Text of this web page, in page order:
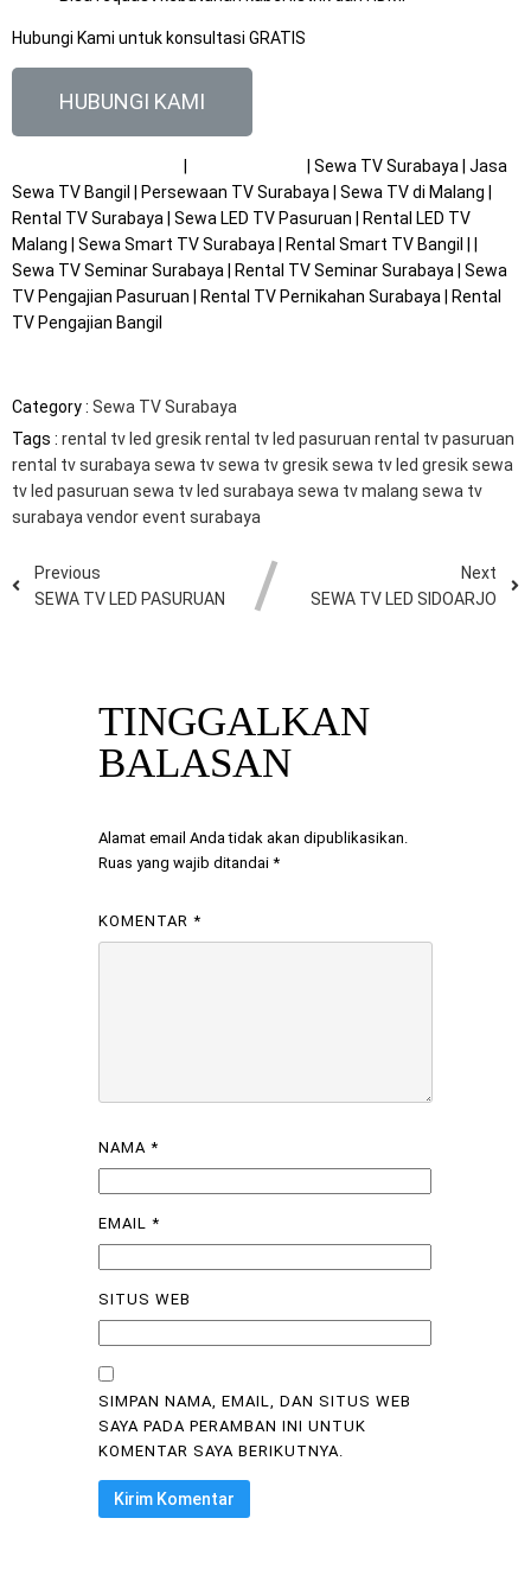
Hubungi Kami untuk konsultasi GRATIS
HUBUNGI KAMI
| Sewa TV Surabaya | Jasa
Sewa TV Bangil | Persewaan TV Surabaya | Sewa TV di Malang |
Rental TV Surabaya | Sewa LED TV Pasuruan | Rental LED TV
Malang | Sewa Smart TV Surabaya | Rental Smart TV Bangil | |
Sewa TV Seminar Surabaya | Rental TV Seminar Surabaya | Sewa
TV Pengajian Pasuruan | Rental TV Pernikahan Surabaya | Rental
TV Pengajian Bangil
Category : Sewa TV Surabaya
Tags : rental tv led gresikrental tv led pasuruan rental tv pasuruan
rental tv surabaya sewa tvsewa tv gresiksewa tv led gresiksewa
tv led pasuruan sewa tv led surabaya sewa tv malang sewa tv
surabaya vendor event surabaya
Previous
SEWA TV LED PASURUAN
Next
SEWA TV LED SIDOARJO
TINGGALKAN
BALASAN
Alamat email Anda tidak akan dipublikasikan.
Ruas yang wajib ditandai *
KOMENTAR *
NAMA *
EMAIL *
SITUS WEB
SIMPAN NAMA, EMAIL, DAN SITUS WEB
SAYA PADA PERAMBAN INI UNTUK
KOMENTAR SAYA BERIKUTNYA.